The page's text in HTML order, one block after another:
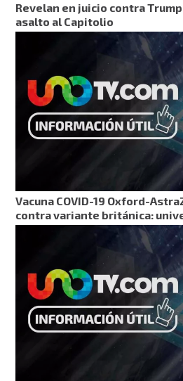
Revelan en juicio contra
asalto al Capitolio
Vacuna COVID-19 Oxford-
contra variante británica: